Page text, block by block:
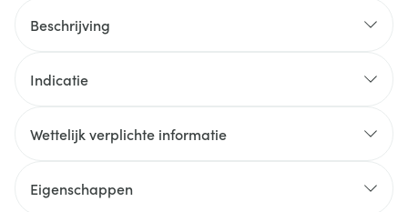
Beschrijving
Indicatie
Wettelijk verplichte informatie
Eigenschappen